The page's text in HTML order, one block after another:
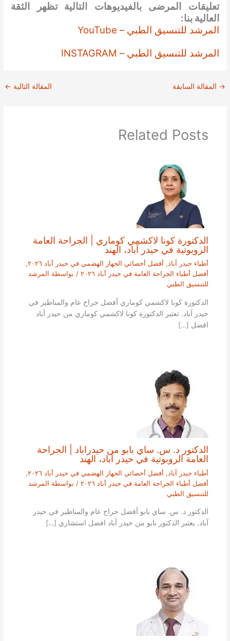
تعليقات المرضى بالفيديوهات التالية تظهر الثقة
العالية بنا:
المرشد للتنسيق الطبي – YouTube
المرشد للتنسيق الطبي – INSTAGRAM
→ المقالة السابقة المقالة التالية ←
Related Posts
الدكتورة كونا لاكشمي كوماري | الجراحة العامة
الروبوتية في حيدر آباد، الهند
أطباء حيدر آباد, أفضل أخصائي الجهاز الهضمي في حيدر أباد ٢٠٢٦
,
أفضل أطباء الجراحة العامة في حيدر أباد ٢٠٢٦
/ بواسطة المرشد
للتنسيق الطبي
الدكتورة كونا لاكشمي كوماري أفضل جراح عام والمناظير في
حيدر آباد. تعتبر الدكتورة كونا لاكشمي كوماري من حيدر أباد
افضل […]
الدكتور د. س. ساي بابو من حيدراباد | الجراحة
العامة الروبوتية في حيدر آباد، الهند
أطباء حيدر آباد , أفضل أخصائي الجهاز الهضمي في حيدر أباد ٢٠٢٦
,
أفضل أطباء الجراحة العامة في حيدر أباد ٢٠٢٦
/ بواسطة المرشد
للتنسيق الطبي
الدكتور د. س. ساي بابو أفضل جراح عام والمناظير في حيدر
آباد. يعتبر الدكتور بابو من حيدر أباد افضل استشاري […]